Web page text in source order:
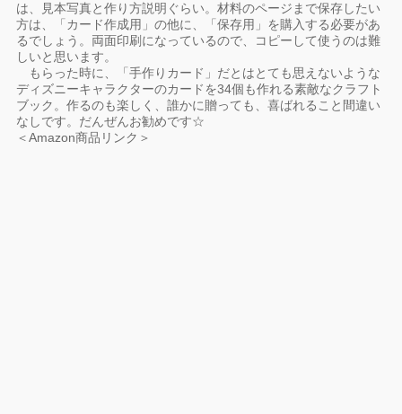
は、見本写真と作り方説明ぐらい。材料のページまで保存したい
方は、「カード作成用」の他に、「保存用」を購入する必要があ
るでしょう。両面印刷になっているので、コピーして使うのは難
しいと思います。
もらった時に、「手作りカード」だとはとても思えないような
ディズニーキャラクターのカードを34個も作れる素敵なクラフト
ブック。作るのも楽しく、誰かに贈っても、喜ばれること間違い
なしです。だんぜんお勧めです☆
＜Amazon商品リンク＞